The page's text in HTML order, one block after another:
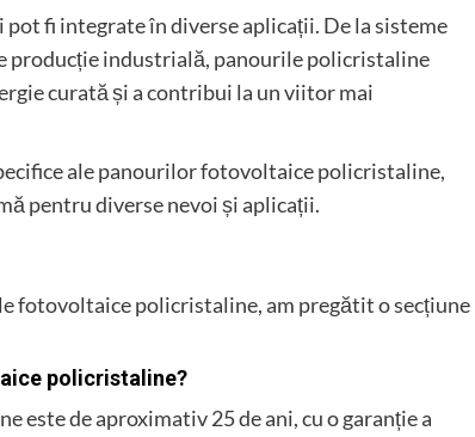
fi integrate în diverse aplicații. De la sisteme
producție industrială, panourile policristaline
curată și a contribui la un viitor mai
ale panourilor fotovoltaice policristaline,
pentru diverse nevoi și aplicații.
fotovoltaice policristaline, am pregătit o secțiune
policristaline?
de aproximativ 25 de ani, cu o garanție a